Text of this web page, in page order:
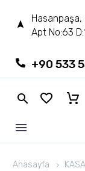
Hasanpaşa,
Apt No:63
+90 533
Anasayfa
KASA